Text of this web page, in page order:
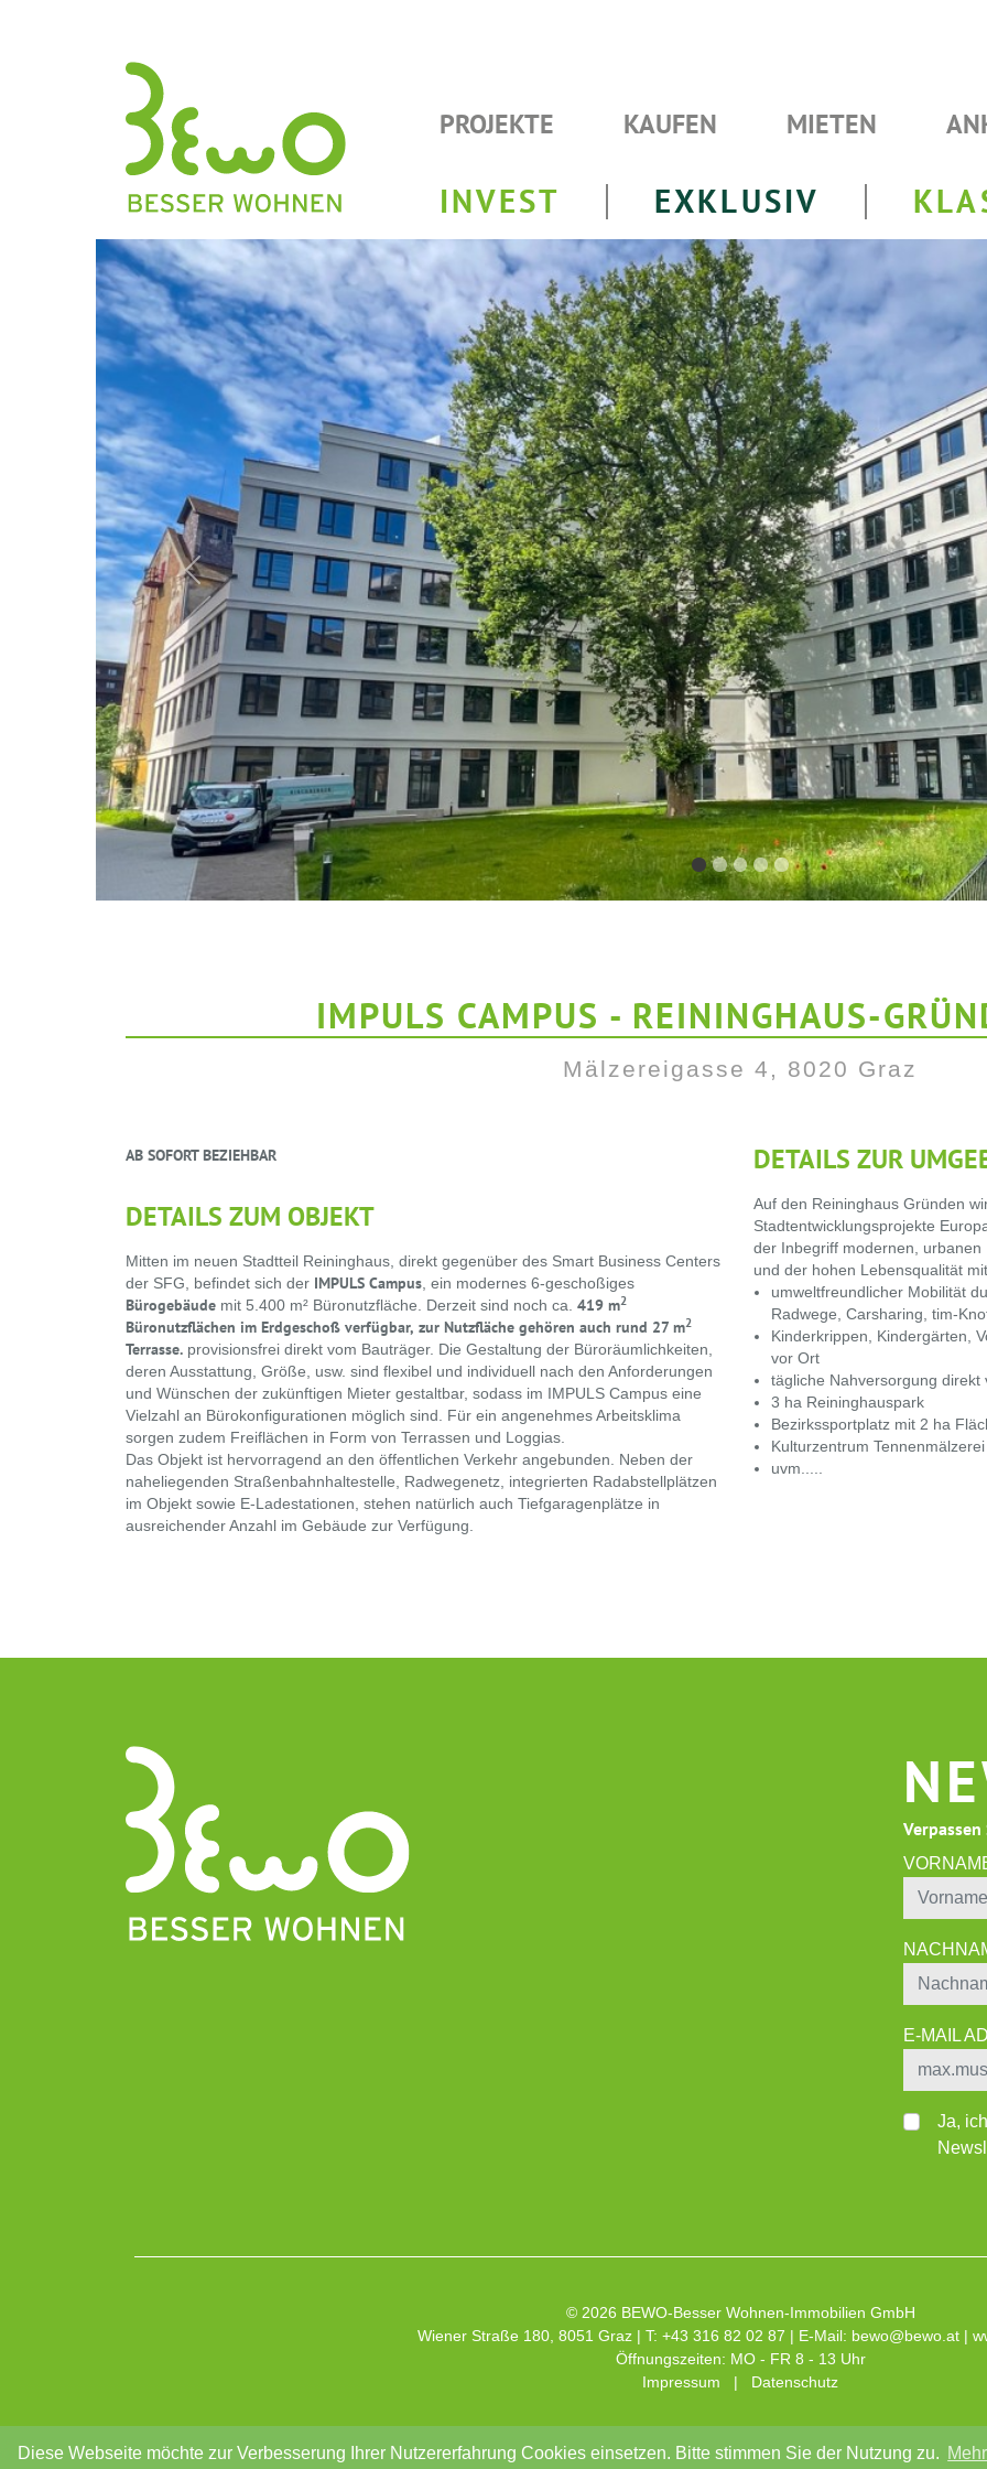
Diese Webseite möchte zur Verbesserung Ihrer Nutzererfahrung Cookies einsetzen. Bitte stimmen Sie der Nutzung zu.
PROJEKTE KAUFEN MIETEN
INVEST EXKLUSIV
Previous
IMPULS CAMPUS - REININGHAUS-
Mälzereigasse 4, 8020 Graz
AB SOFORT BEZIEHBAR
DETAILS ZUM OBJEKT
Mitten im neuen Stadtteil Reininghaus, direkt gegenüber des Smart Business Centers
der SFG, befindet sich der IMPULS Campus, ein modernes 6-geschoßiges
Bürogebäude mit 5.400 m² Büronutzfläche. Derzeit sind noch ca. 419 m2
Büronutzflächen im Erdgeschoß verfügbar, zur Nutzfläche gehören auch rund 27 m2
Terrasse. provisionsfrei direkt vom Bauträger. Die Gestaltung der Büroräumlichkeiten,
deren Ausstattung, Größe, usw. sind flexibel und individuell nach den Anforderungen
und Wünschen der zukünftigen Mieter gestaltbar, sodass im IMPULS Campus eine
Vielzahl an Bürokonfigurationen möglich sind. Für ein angenehmes Arbeitsklima
sorgen zudem Freiflächen in Form von Terrassen und Loggias.
Das Objekt ist hervorragend an den öffentlichen Verkehr angebunden. Neben der
naheliegenden Straßenbahnhaltestelle, Radwegenetz, integrierten Radabstellplätzen
im Objekt sowie E-Ladestationen, stehen natürlich auch Tiefgaragenplätze in
ausreichender Anzahl im Gebäude zur Verfügung.
DETAILS ZUR
Auf den Reininghaus Gründen
Stadtentwicklungsprojekte
der Inbegriff modernen,
und der hohen Lebensqualität
umweltfreundlicher Mobilität
Radwege, Carsharing, tim-
Kinderkrippen, Kindergärten,
vor Ort
tägliche Nahversorgung direkt
3 ha Reininghauspark
Bezirkssportplatz mit 2 ha
Kulturzentrum Tennenmälzerei
uvm.....
E-MAIL
Ja,
© 2026 BEWO-Besser Wohnen-Immobilien GmbH
Wiener Straße 180, 8051 Graz | T: +43 316 82 02 87 | E-Mail: bewo@bewo.at|
Öffnungszeiten: MO - FR 8 - 13 Uhr
Impressum | Datenschutz